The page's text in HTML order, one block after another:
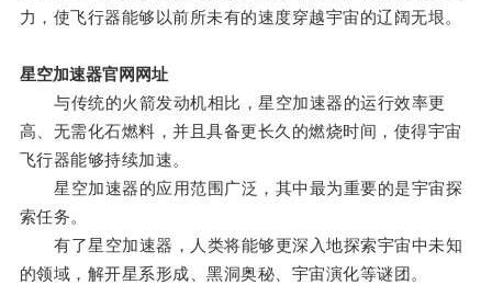
力，使飞行器能够以前所未有的速度穿越宇宙的辽阔无垠。
星空加速器官网网址
与传统的火箭发动机相比，星空加速器的运行效率更
高、无需化石燃料，并且具备更长久的燃烧时间，使得宇宙
飞行器能够持续加速。
星空加速器的应用范围广泛，其中最为重要的是宇宙探
索任务。
有了星空加速器，人类将能够更深入地探索宇宙中未知
的领域，解开星系形成、黑洞奥秘、宇宙演化等谜团。